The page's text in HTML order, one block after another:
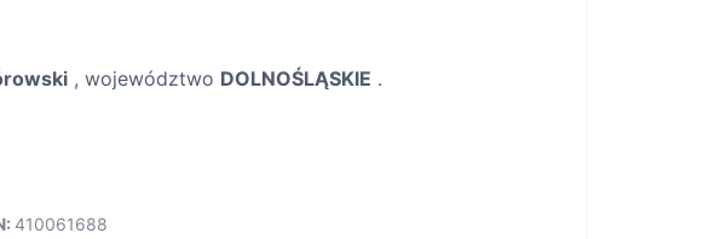
, województwo DOLNOŚLĄSKIE .
410061688